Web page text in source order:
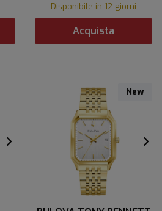
Disponibile in 12 giorni
Acquista
New